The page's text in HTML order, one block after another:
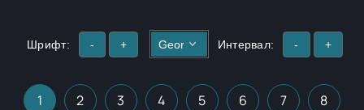
Шрифт: - + Интервал: - +
1 2 3 4 5 6 7 8